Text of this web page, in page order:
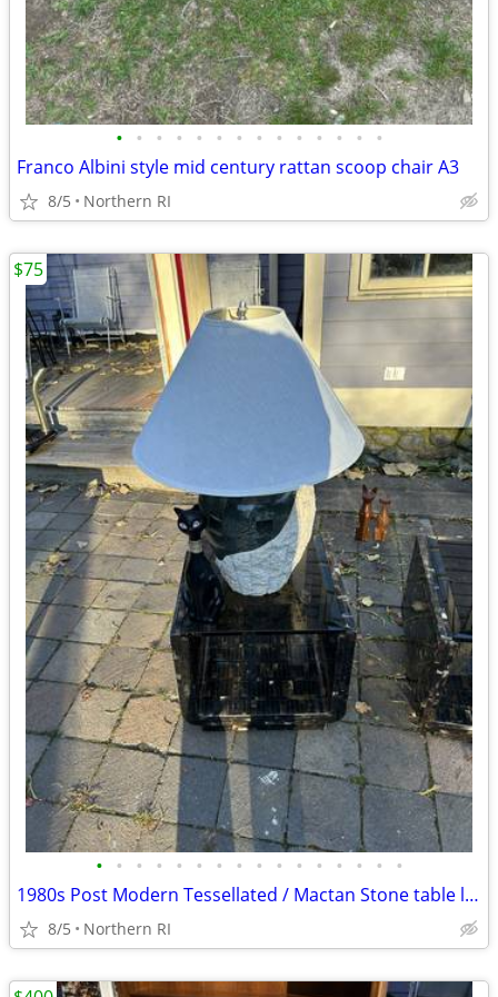
• • • • • • • • • • • • • •
Franco Albini style mid century rattan scoop chair A3
8/5 Northern RI
• • • • • • • • • • • • • • • •
1980s Post Modern Tessellated / Mactan Stone table lamp A436
8/5 Northern RI
$75